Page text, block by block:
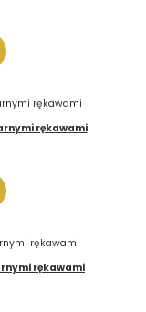
rękawami
rękawami